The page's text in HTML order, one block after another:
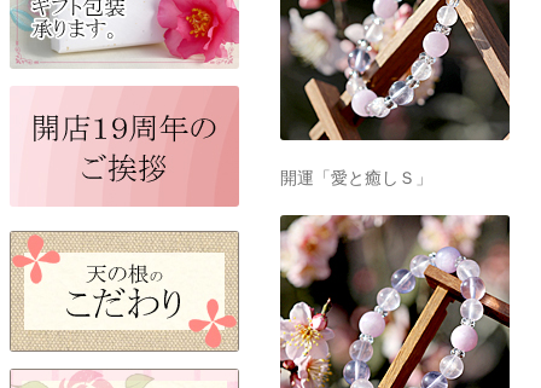
開運「愛と癒しＳ」